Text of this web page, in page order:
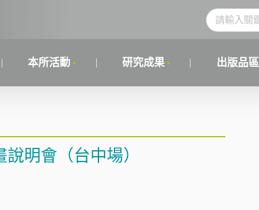
本所活動 研究成果 出版品區
明會（台中場）